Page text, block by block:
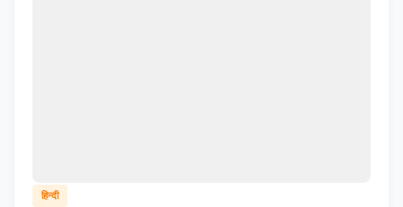
हिन्दी